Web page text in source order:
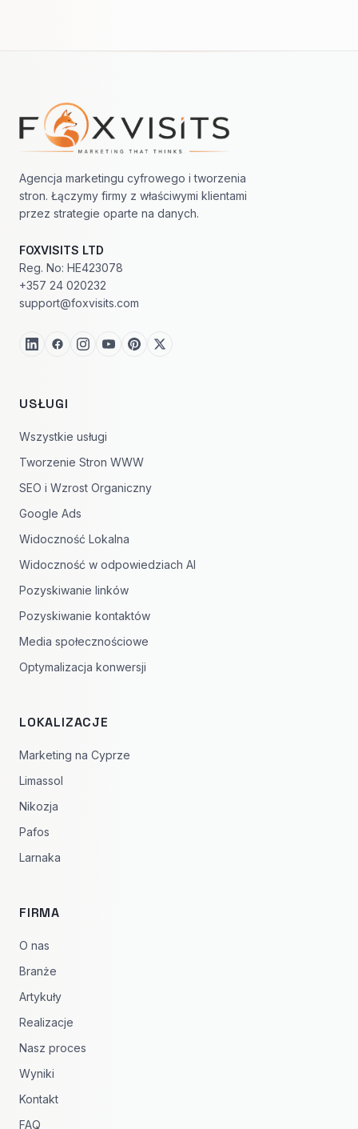
Nawigacja w stopce
Agencja marketingu cyfrowego i tworzenia
stron. Łączymy firmy z właściwymi klientami
przez strategie oparte na danych.
FOXVISITS LTD
Reg. No: HE423078
+357 24 020232
support@foxvisits.com
USŁUGI
Wszystkie usługi
Tworzenie Stron WWW
SEO i Wzrost Organiczny
Google Ads
Widoczność Lokalna
Widoczność w odpowiedziach AI
Pozyskiwanie linków
Pozyskiwanie kontaktów
Media społecznościowe
Optymalizacja konwersji
LOKALIZACJE
Marketing na Cyprze
Limassol
Nikozja
Pafos
Larnaka
FIRMA
O nas
Branże
Artykuły
Realizacje
Nasz proces
Wyniki
Kontakt
FAQ